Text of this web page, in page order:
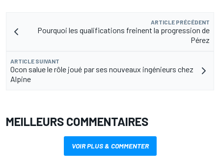
ARTICLE PRÉCÉDENT
Pourquoi les qualifications freinent la progression de
Pérez
ARTICLE SUIVANT
Ocon salue le rôle joué par ses nouveaux ingénieurs chez
Alpine
MEILLEURS COMMENTAIRES
VOIR PLUS & COMMENTER